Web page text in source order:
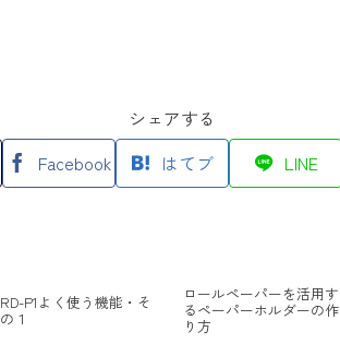
シェアする
Facebook はてブ LINE
RD-P1よく使う機能・そ
の１
ロールペーパーを活用す
るペーパーホルダーの作
り方